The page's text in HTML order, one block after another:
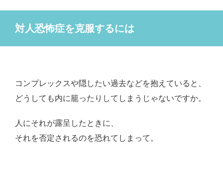
対人恐怖症を克服するには
コンプレックスや隠したい過去などを抱えていると、
どうしても内に籠ったりしてしまうじゃないですか。
人にそれが露呈したときに、
それを否定されるのを恐れてしまって。